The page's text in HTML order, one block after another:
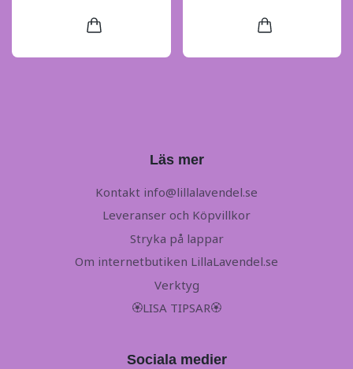
Läs mer
Kontakt info@lillalavendel.se
Leveranser och Köpvillkor
Stryka på lappar
Om internetbutiken LillaLavendel.se
Verktyg
🏵LISA TIPSAR🏵
Sociala medier